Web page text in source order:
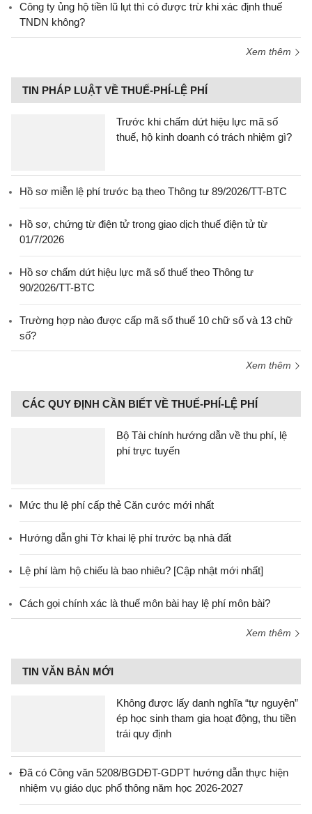
Công ty ủng hộ tiền lũ lụt thì có được trừ khi xác định thuế
TNDN không?
Xem thêm
TIN PHÁP LUẬT VỀ THUẾ-PHÍ-LỆ PHÍ
Trước khi chấm dứt hiệu lực mã số
thuế, hộ kinh doanh có trách nhiệm gì?
Hồ sơ miễn lệ phí trước bạ theo Thông tư 89/2026/TT-BTC
Hồ sơ, chứng từ điện tử trong giao dịch thuế điện tử từ
01/7/2026
Hồ sơ chấm dứt hiệu lực mã số thuế theo Thông tư
90/2026/TT-BTC
Trường hợp nào được cấp mã số thuế 10 chữ số và 13 chữ
số?
Xem thêm
CÁC QUY ĐỊNH CẦN BIẾT VỀ THUẾ-PHÍ-LỆ PHÍ
Bộ Tài chính hướng dẫn về thu phí, lệ
phí trực tuyến
Mức thu lệ phí cấp thẻ Căn cước mới nhất
Hướng dẫn ghi Tờ khai lệ phí trước bạ nhà đất
Lệ phí làm hộ chiếu là bao nhiêu? [Cập nhật mới nhất]
Cách gọi chính xác là thuế môn bài hay lệ phí môn bài?
Xem thêm
TIN VĂN BẢN MỚI
Không được lấy danh nghĩa “tự nguyện”
ép học sinh tham gia hoạt động, thu tiền
trái quy định
Đã có Công văn 5208/BGDĐT-GDPT hướng dẫn thực hiện
nhiệm vụ giáo dục phổ thông năm học 2026-2027